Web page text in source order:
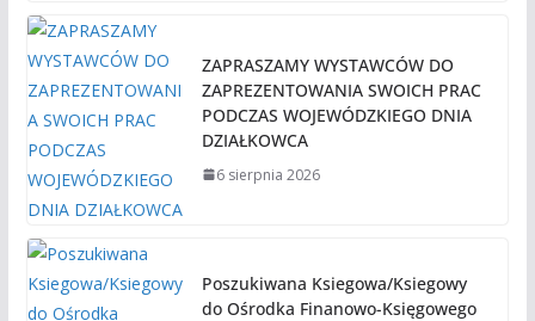
ZAPRASZAMY WYSTAWCÓW DO
ZAPREZENTOWANIA SWOICH PRAC
PODCZAS WOJEWÓDZKIEGO DNIA
DZIAŁKOWCA
6 sierpnia 2026
Poszukiwana Ksiegowa/Ksiegowy
do Ośrodka Finanowo-Księgowego